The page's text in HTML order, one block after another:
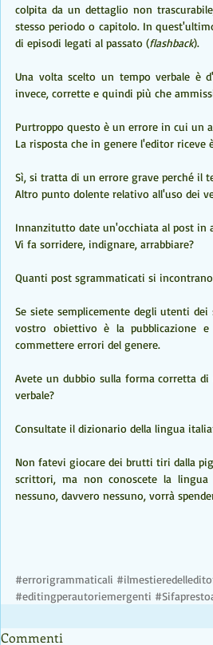
colpita da un dettaglio non
stesso periodo o capitolo. In
di episodi legati al passato (flashback).
Una volta scelto un tempo verbale è
invece, corrette e quindi più che
Purtroppo questo è un errore in cui un
La risposta che in genere l'editor riceve
Sì, si tratta di un errore grave perché il
Altro punto dolente relativo all'uso dei
Innanzitutto date un'occhiata al post in
Vi fa sorridere, indignare, arrabbiare?
Quanti post sgrammaticati si
Se siete semplicemente degli utenti
vostro obiettivo è la pubblicazione
commettere errori del genere.
Avete un dubbio sulla forma corretta
verbale?
Consultate il dizionario della lingua
Non fatevi giocare dei brutti tiri dalla
scrittori, ma non conoscete la
nessuno, davvero nessuno, vorrà
#errorigrammaticali
#editingperautoriemergenti
Commenti